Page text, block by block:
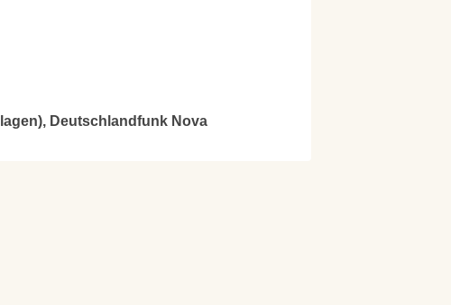
Deutschlandfunk Nova